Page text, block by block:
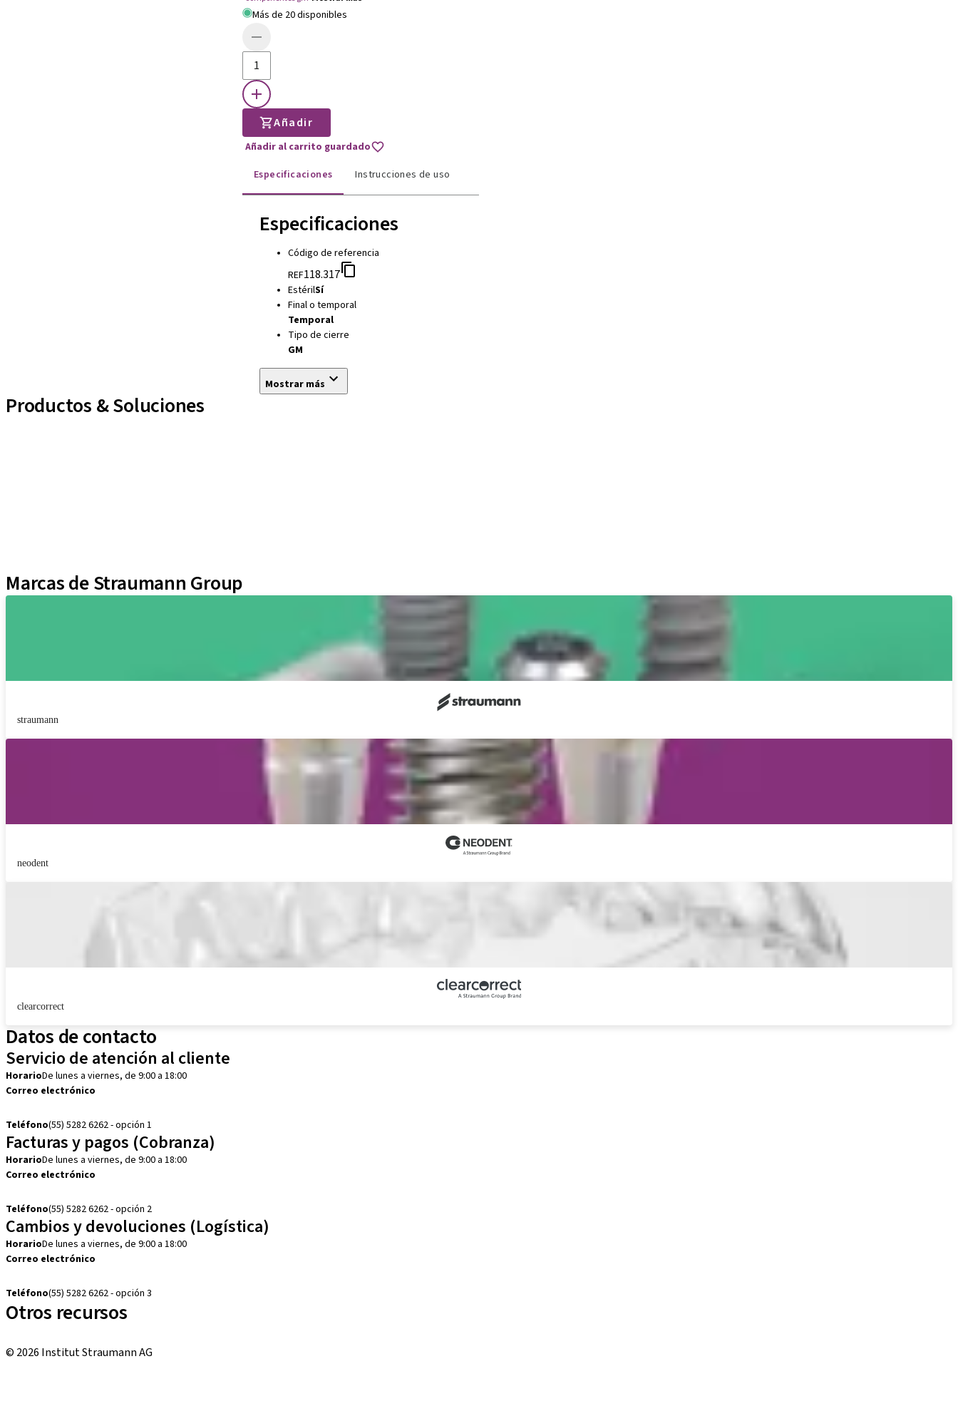
Más de 20 disponibles
Añadir
Añadir al carrito guardado
Especificaciones
Instrucciones de uso
Especificaciones
Código de referencia
REF118.317
EstérilSí
Final o temporal
Temporal
Tipo de cierre
GM
Mostrar más
Productos & Soluciones
Marcas de Straumann Group
straumann
neodent
clearcorrect
Datos de contacto
Servicio de atención al cliente
HorarioDe lunes a viernes, de 9:00 a 18:00
Correo electrónico
Teléfono(55) 5282 6262 - opción 1
Facturas y pagos (Cobranza)
HorarioDe lunes a viernes, de 9:00 a 18:00
Correo electrónico
Teléfono(55) 5282 6262 - opción 2
Cambios y devoluciones (Logística)
HorarioDe lunes a viernes, de 9:00 a 18:00
Correo electrónico
Teléfono(55) 5282 6262 - opción 3
Otros recursos
© 2026 Institut Straumann AG